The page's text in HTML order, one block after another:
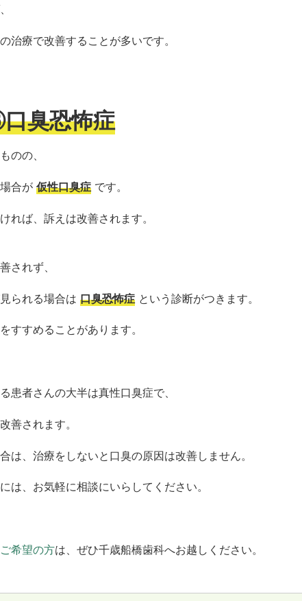
治療で改善することが多いです。
臭恐怖症
のの、
合が 仮性口臭症 です。
れば、訴えは改善されます。
されず、
られる場合は 口臭恐怖症 とい う診断がつきます。
すすめることがあります。
患者さんの大半は真性口臭症で
善されます。
は、治療をしないと口臭の原因は改善しません。
、お気軽に相談にいらしてください。
希望の方は、ぜひ千歳船橋歯科へお越しください。